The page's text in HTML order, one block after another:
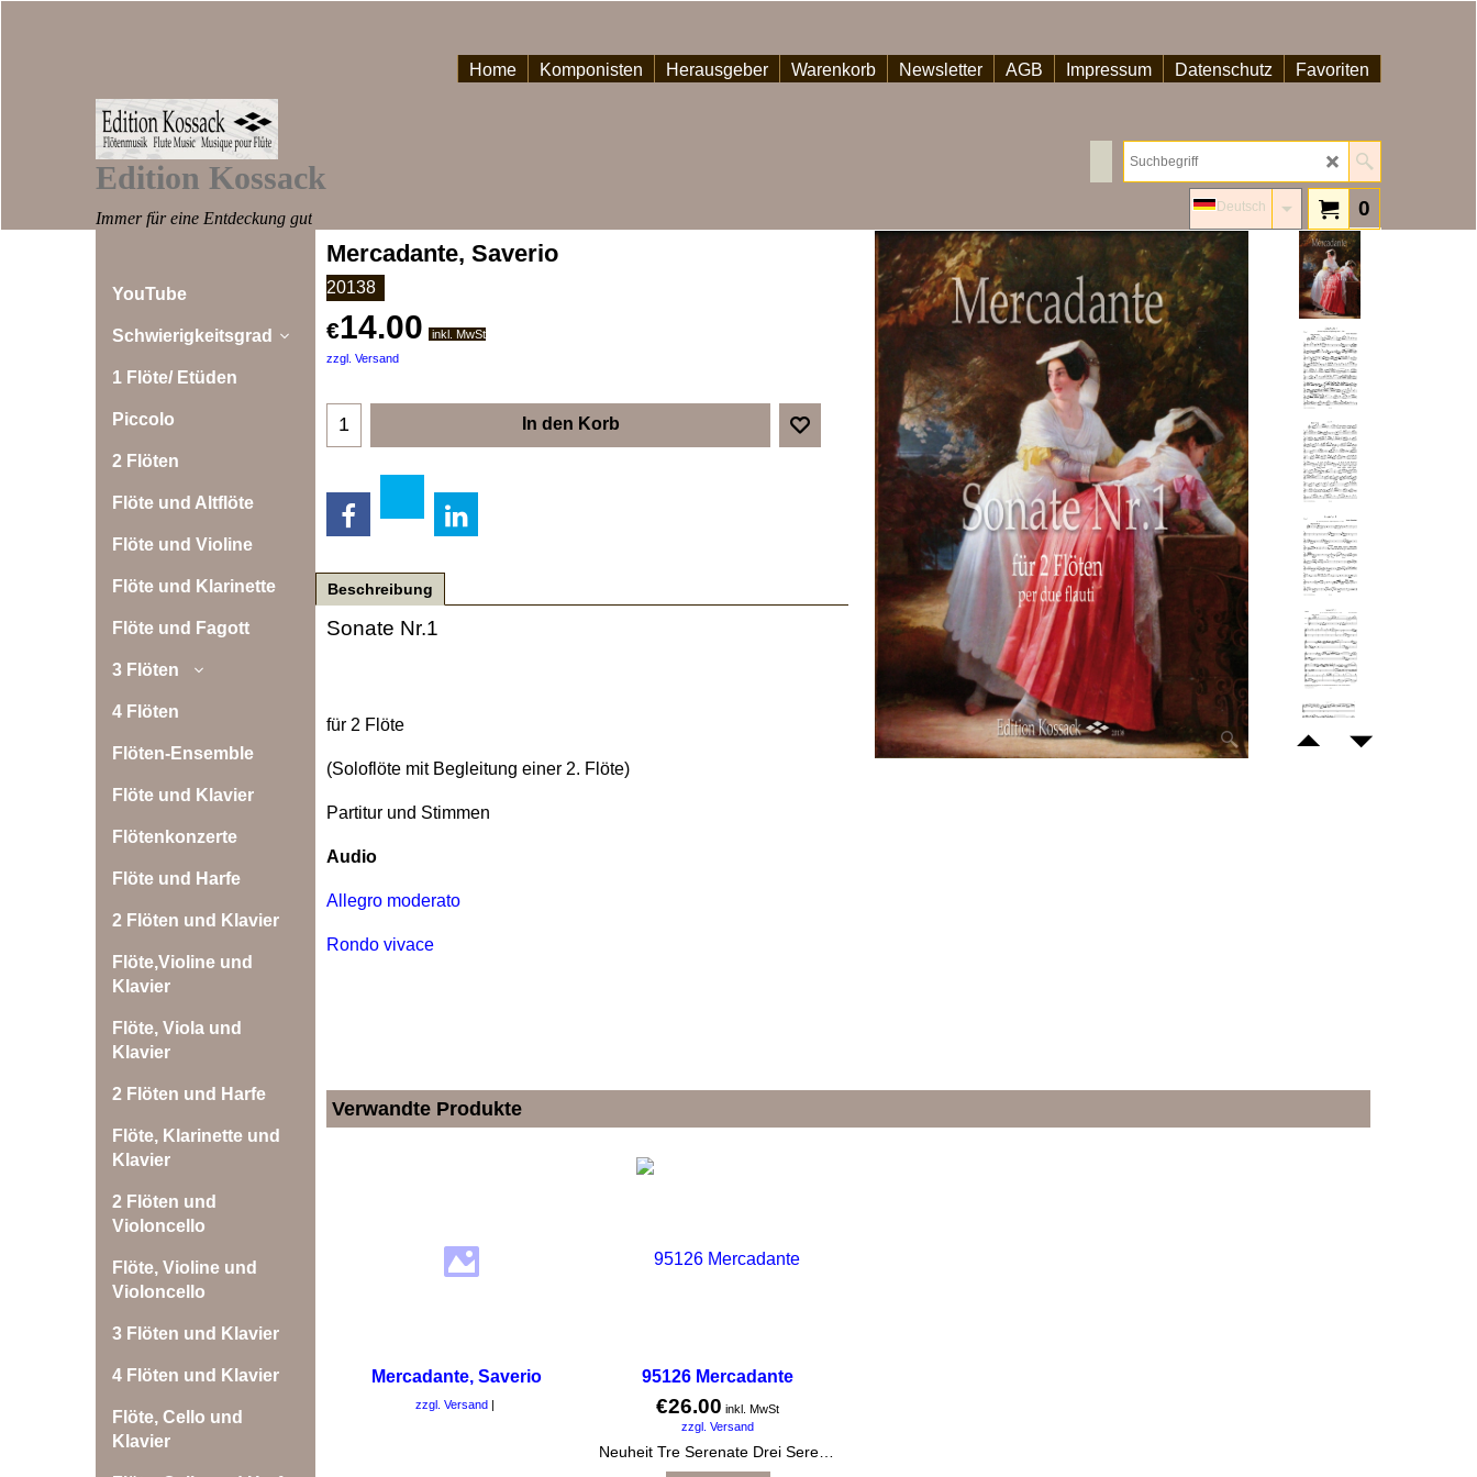
Home Komponisten Herausgeber Warenkorb Newsletter AGB Impressum Datenschutz Favoriten
Edition Kossack
Immer für eine Entdeckung gut 0
Deutsch
YouTube
Schwierigkeitsgrad
1 Flöte/ Etüden
Piccolo
2 Flöten
Flöte und Altflöte
Flöte und Violine
Flöte und Klarinette
Flöte und Fagott
3 Flöten
4 Flöten
Flöten-Ensemble
Flöte und Klavier
Flötenkonzerte
Flöte und Harfe
2 Flöten und Klavier
Flöte,Violine und
Klavier
Flöte, Viola und
Klavier
2 Flöten und Harfe
Flöte, Klarinette und
Klavier
2 Flöten und
Violoncello
Flöte, Violine und
Violoncello
3 Flöten und Klavier
4 Flöten und Klavier
Flöte, Cello und
Klavier
Mercadante, Saverio
20138
€14.00
inkl. MwSt
zzgl. Versand
In den Korb
Beschreibung
Sonate Nr.1
für 2 Flöte
(Soloflöte mit Begleitung einer 2. Flöte)
Partitur und Stimmen
Audio
Allegro moderato
Rondo vivace
Verwandte Produkte
Mercadante, Saverio
zzgl. Versand
95126 Mercadante
€26.00 inkl. MwSt
zzgl. Versand
Neuheit Tre Serenate Drei Serenaden für 3 Flöten Serenade Nr. 1